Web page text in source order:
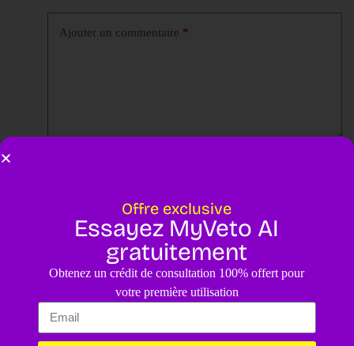
Ajouter un commentaire *
Laisser un commentaire
Avis clients
Offre exclusive
Essayez MyVeto AI
gratuitement
Obtenez un crédit de consultation 100% offert pour
votre première utilisation